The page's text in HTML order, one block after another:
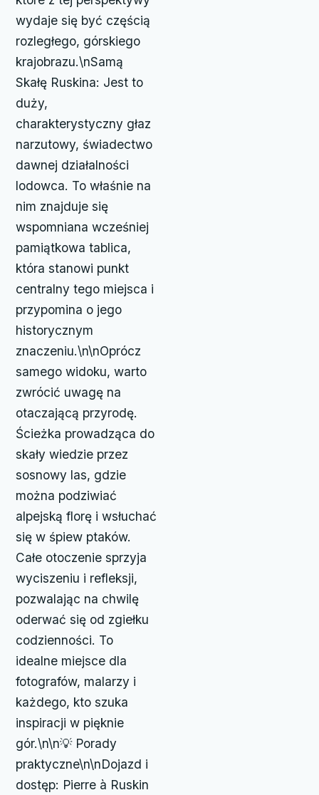
wydaje się być częścią
rozległego, górskiego
krajobrazu.\nSamą
Skałę Ruskina: Jest to
duży,
charakterystyczny głaz
narzutowy, świadectwo
dawnej działalności
lodowca. To właśnie na
nim znajduje się
wspomniana wcześniej
pamiątkowa tablica,
która stanowi punkt
centralny tego miejsca i
przypomina o jego
historycznym
znaczeniu.\n\nOprócz
samego widoku, warto
zwrócić uwagę na
otaczającą przyrodę.
Ścieżka prowadząca do
skały wiedzie przez
sosnowy las, gdzie
można podziwiać
alpejską florę i wsłuchać
się w śpiew ptaków.
Całe otoczenie sprzyja
wyciszeniu i refleksji,
pozwalając na chwilę
oderwać się od zgiełku
codzienności. To
idealne miejsce dla
fotografów, malarzy i
każdego, kto szuka
inspiracji w pięknie
gór.\n\n💡 Porady
praktyczne\n\nDojazd i
dostęp: Pierre à Ruskin